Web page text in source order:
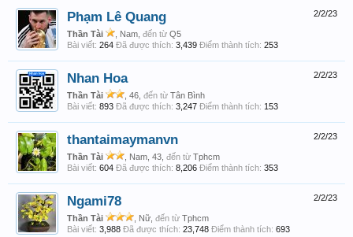
2/2/23
Phạm Lê Quang
Thần Tài , Nam, đến từ Q5
Bài viết: 264 Đã được thích: 3,439 Điểm thành tích: 253
2/2/23
Nhan Hoa
Thần Tài , 46, đến từ Tân Bình
Bài viết: 893 Đã được thích: 3,247 Điểm thành tích: 153
2/2/23
thantaimaymanvn
Thần Tài , Nam, 43, đến từ Tphcm
Bài viết: 604 Đã được thích: 8,206 Điểm thành tích: 353
2/2/23
Ngami78
Thần Tài , Nữ, đến từ Tphcm
Bài viết: 3,988 Đã được thích: 23,748 Điểm thành tích: 693